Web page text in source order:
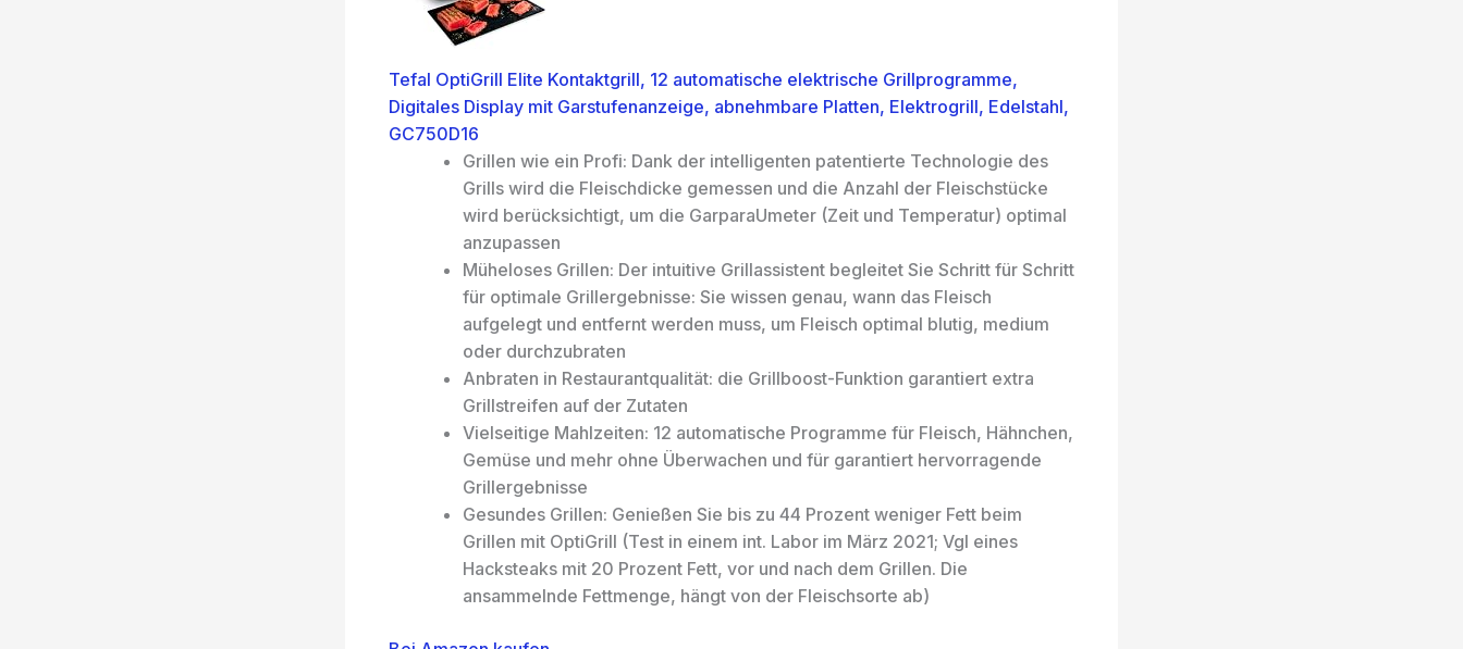
Tefal OptiGrill Elite Kontaktgrill, 12 automatische elektrische Grillprogramme,
Digitales Display mit Garstufenanzeige, abnehmbare Platten, Elektrogrill, Edelstahl,
GC750D16
Grillen wie ein Profi: Dank der intelligenten patentierte Technologie des
Grills wird die Fleischdicke gemessen und die Anzahl der Fleischstücke
wird berücksichtigt, um die GarparaUmeter (Zeit und Temperatur) optimal
anzupassen
Müheloses Grillen: Der intuitive Grillassistent begleitet Sie Schritt für Schritt
für optimale Grillergebnisse: Sie wissen genau, wann das Fleisch
aufgelegt und entfernt werden muss, um Fleisch optimal blutig, medium
oder durchzubraten
Anbraten in Restaurantqualität: die Grillboost-Funktion garantiert extra
Grillstreifen auf der Zutaten
Vielseitige Mahlzeiten: 12 automatische Programme für Fleisch, Hähnchen,
Gemüse und mehr ohne Überwachen und für garantiert hervorragende
Grillergebnisse
Gesundes Grillen: Genießen Sie bis zu 44 Prozent weniger Fett beim
Grillen mit OptiGrill (Test in einem int. Labor im März 2021; Vgl eines
Hacksteaks mit 20 Prozent Fett, vor und nach dem Grillen. Die
ansammelnde Fettmenge, hängt von der Fleischsorte ab)